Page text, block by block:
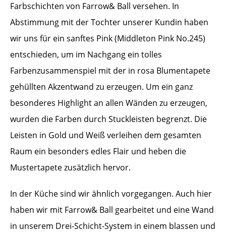
Farbschichten von Farrow& Ball versehen. In
Abstimmung mit der Tochter unserer Kundin haben
wir uns für ein sanftes Pink (Middleton Pink No.245)
entschieden, um im Nachgang ein tolles
Farbenzusammenspiel mit der in rosa Blumentapete
gehüllten Akzentwand zu erzeugen. Um ein ganz
besonderes Highlight an allen Wänden zu erzeugen,
wurden die Farben durch Stuckleisten begrenzt. Die
Leisten in Gold und Weiß verleihen dem gesamten
Raum ein besonders edles Flair und heben die
Mustertapete zusätzlich hervor.
In der Küche sind wir ähnlich vorgegangen. Auch hier
haben wir mit Farrow& Ball gearbeitet und eine Wand
in unserem Drei-Schicht-System in einem blassen und